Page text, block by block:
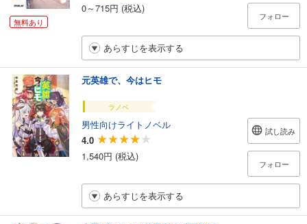
無料あり
0～715円 (税込)
フォロー
あらすじを表示する
元英雄で、今はヒモ
ラノベ
男性向けライトノベル
4.0
1,540円 (税込)
試し読み
フォロー
あらすじを表示する